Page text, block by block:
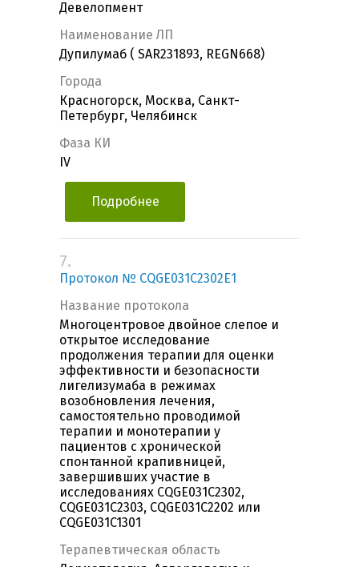
Девелопмент
Наименование ЛП
Дупилумаб ( SAR231893, REGN668)
Города
Красногорск, Москва, Санкт-
Петербург, Челябинск
Фаза КИ
IV
Подробнее
7.
Протокол № CQGE031C2302E1
Название протокола
Многоцентровое двойное слепое и
открытое исследование
продолжения терапии для оценки
эффективности и безопасности
лигелизумаба в режимах
возобновления лечения,
самостоятельно проводимой
терапии и монотерапии у
пациентов с хронической
спонтанной крапивницей,
завершивших участие в
исследованиях CQGE031C2302,
CQGE031C2303, CQGE031C2202 или
CQGE031C1301
Терапевтическая область